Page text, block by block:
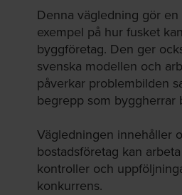
Denna vägledning gör
exempel på hur fusket
byggföretag. Den ger
svenska modellen och
påverkar problembilden
begrepp som byggherrar
Vägledningen innehåller
bostadsföretag kan
kontroller och
konkurrens.